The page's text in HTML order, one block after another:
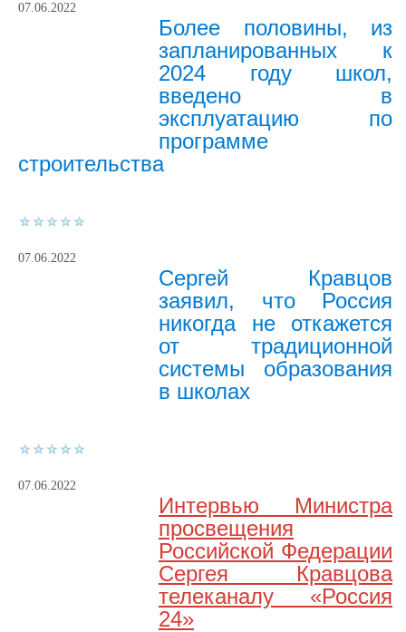
07.06.2022
Более половины, из
запланированных к
2024 году школ,
введено в
эксплуатацию по
программе
строительства
07.06.2022
Сергей Кравцов
заявил, что Россия
никогда не откажется
от традиционной
системы образования
в школах
07.06.2022
Интервью Министра
просвещения
Российской Федерации
Сергея Кравцова
телеканалу «Россия
24»